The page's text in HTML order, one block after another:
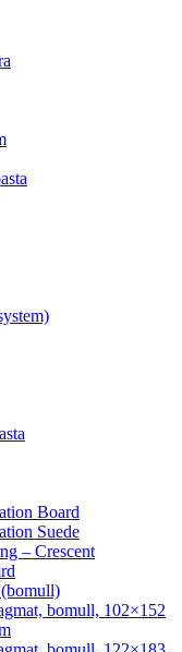
Board
Suede
– Crescent
bomull, 102×152